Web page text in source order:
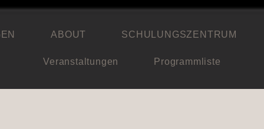
ABOUT SCHULUNGSZENTRUM
Veranstaltungen Programmliste